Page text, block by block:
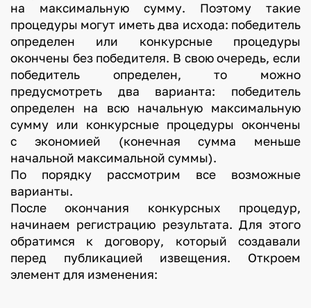
на максимальную сумму. Поэтому такие
процедуры могут иметь два исхода: победитель
определен или конкурсные процедуры
окончены без победителя. В свою очередь, если
победитель определен, то можно
предусмотреть два варианта: победитель
определен на всю начальную максимальную
сумму или конкурсные процедуры окончены
с экономией (конечная сумма меньше
начальной максимальной суммы).
По порядку рассмотрим все возможные
варианты.
После окончания конкурсных процедур,
начинаем регистрацию результата. Для этого
обратимся к договору, который создавали
перед публикацией извещения. Откроем
элемент для изменения: